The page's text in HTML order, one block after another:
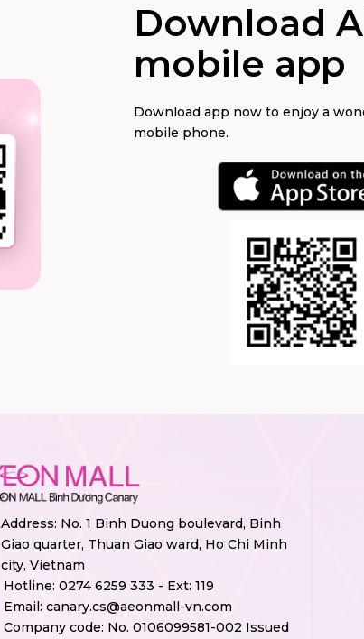
Download
mobile app
Download app now to enjoy a
mobile phone.
Address: No. 1 Binh Duong boulevard, Binh
Giao quarter, Thuan Giao ward, Ho Chi Minh
city, Vietnam
Hotline: 0274 6259 333 - Ext: 119
Email: canary.cs@aeonmall-vn.com
Company code: No. 0106099581-002 Issued